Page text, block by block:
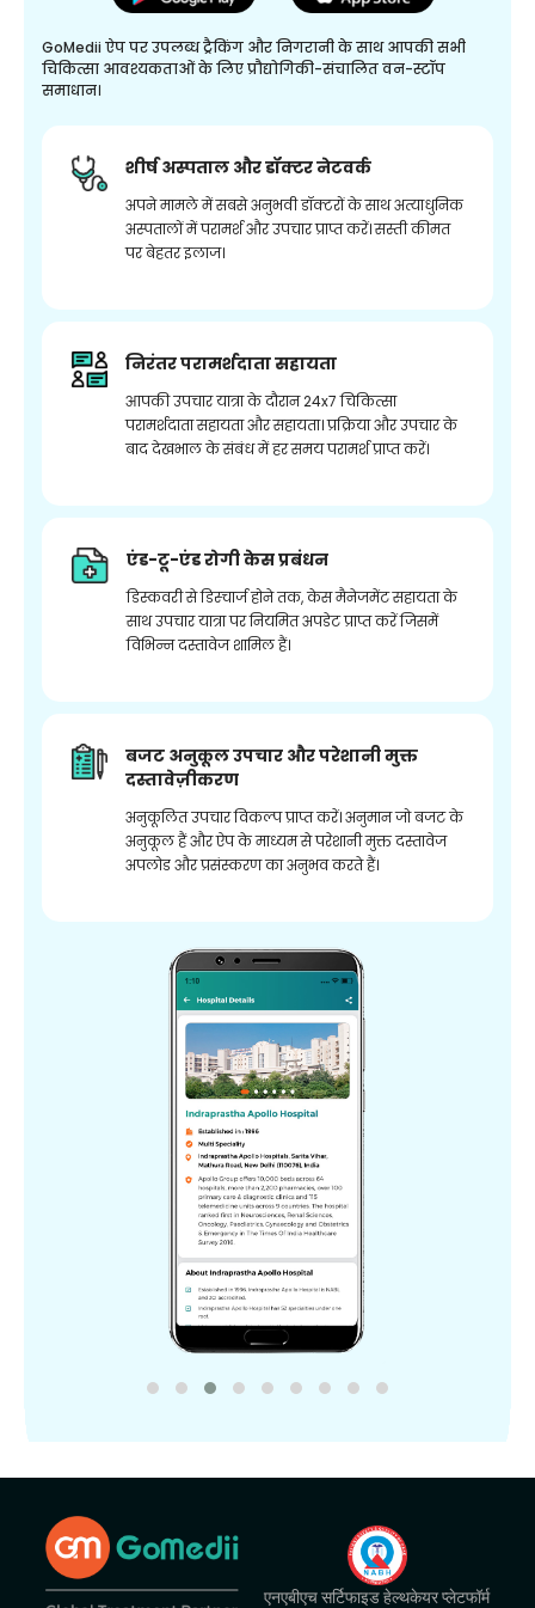
GoMedii ऐप पर उपलब्ध ट्रैकिंग और निगरानी के साथ आपकी सभी
चिकित्सा आवश्यकताओं के लिए प्रौद्योगिकी-संचालित वन-स्टॉप
समाधान।
शीर्ष अस्पताल और डॉक्टर नेटवर्क
अपने मामले में सबसे अनुभवी डॉक्टरों के साथ अत्याधुनिक
अस्पतालों में परामर्श और उपचार प्राप्त करें। सस्ती कीमत
पर बेहतर इलाज।
निरंतर परामर्शदाता सहायता
आपकी उपचार यात्रा के दौरान 24x7 चिकित्सा
परामर्शदाता सहायता और सहायता। प्रक्रिया और उपचार के
बाद देखभाल के संबंध में हर समय परामर्श प्राप्त करें।
एंड-टू-एंड रोगी केस प्रबंधन
डिस्कवरी से डिस्चार्ज होने तक, केस मैनेजमेंट सहायता के
साथ उपचार यात्रा पर नियमित अपडेट प्राप्त करें जिसमें
विभिन्न दस्तावेज शामिल हैं।
बजट अनुकूल उपचार और परेशानी मुक्त
दस्तावेज़ीकरण
अनुकूलित उपचार विकल्प प्राप्त करें। अनुमान जो बजट के
अनुकूल हैं और ऐप के माध्यम से परेशानी मुक्त दस्तावेज
अपलोड और प्रसंस्करण का अनुभव करते हैं।
एनएबीएच सर्टिफाइड हेल्थकेयर प्लेटफॉर्म